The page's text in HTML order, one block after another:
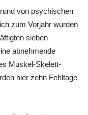
von psychischen
zum Vorjahr wurden
sieben
abnehmende
Muskel-Skelett-
hier zehn Fehltage